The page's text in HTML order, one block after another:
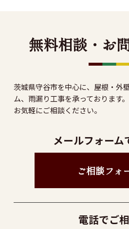
無料相談・お
茨城県守谷市を中心に、屋根・外
ム、雨漏り工事を承っております。
お気軽にご相談ください。
メールフォーム
ご相談フォ
電話でご